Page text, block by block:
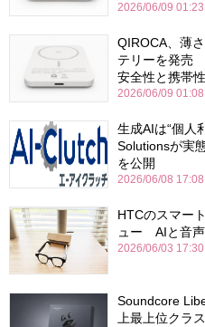
2026/06/09 01:23
QIROCA、薄
テリーを発売
安全性と携帯
2026/06/09 01:08
生成AIは“個人
Solutionsが実
を公開
2026/06/08 17:08
HTCのスマー
ュー AIと音声
2026/06/03 17:30
Soundcore
上最上位クラ